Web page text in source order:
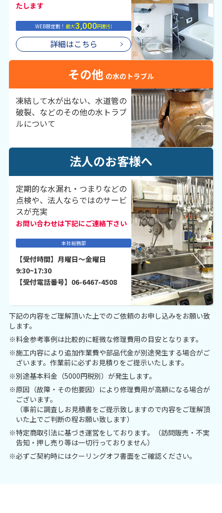
たします
WEB限定割！最大3,000円割引
詳細はこちら
その他 の水のトラブル
凍結して水が出ない、水道管の
破裂、などのその他の水トラブ
ルについて
法人のお客様へ
定期的な水漏れ・つまりなどの
点検や、法人ならではのサービ
スが充実
お問い合わせは下記にご連絡下さい
本社総務部
【受付時間】月曜日～金曜日
9:30~17:30
【受付電話番号】06-6467-4508
下記の内容をご理解頂いた上でのご依頼のお申し込みをお願い致
します。
※料金参考事例は比較的に軽微な修理費用の目安となります。
※施工内容により追加作業費や部品代金が別途発生する場合がご
ざいます。作業前に必ずお見積りをご提示いたします。
※別途基本料金（5000円税別）が発生します。
※原因（故障・その他要因）により修理費用が高額になる場合が
ございます。
（事前に調査しお見積書をご提示致しますので内容をご理解頂
いた上でご判断の程お願い致します）
※特定商取引法に基づき運営をしております。（訪問販売・不実
告知・押し売り等は一切行っておりません）
※必ずご契約時にはクーリングオフ書面をご確認ください。